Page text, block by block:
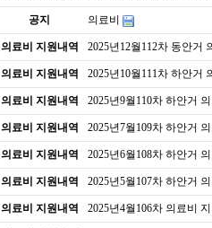
공지 의료비
의료비 지원내역 2025년12월112차 동안거
의료비 지원내역 2025년10월111차 하안거
의료비 지원내역 2025년9월110차 하안거
의료비 지원내역 2025년7월109차 하안거
의료비 지원내역 2025년6월108차 하안거
의료비 지원내역 2025년5월107차 하안거
의료비 지원내역 2025년4월106차 의료비